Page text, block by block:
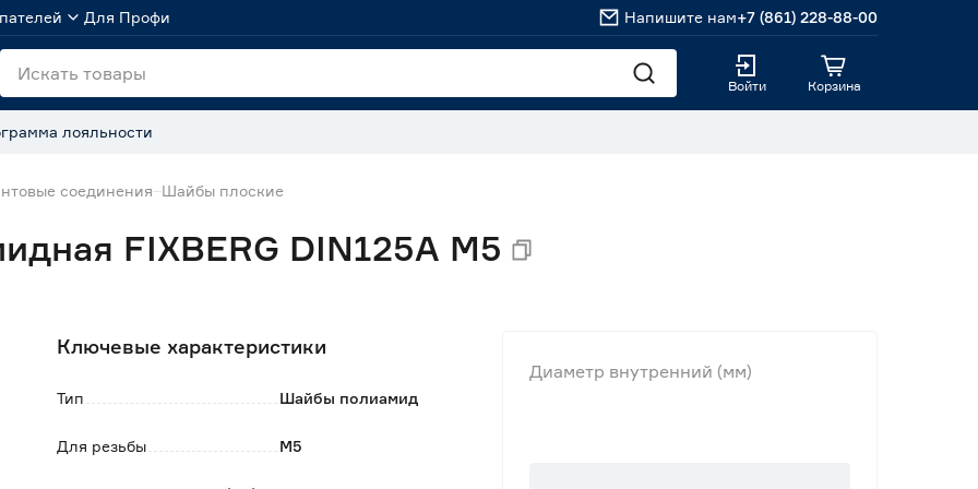
Для Профи Напишите нам+7 (861) 228-88-00
Войти Корзина
лояльности
соединения Шайбы плоские
FIXBERG DIN125A М5
Ключевые характеристики
Тип Шайбы полиамид
Для резьбы М5
Диаметр внутренний (мм)